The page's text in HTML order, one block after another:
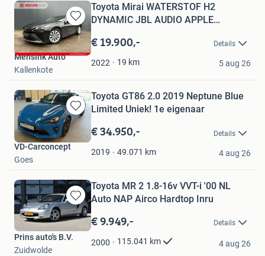
Bewaren
in
Mijn
Favorieten
Toyota Mirai WATERSTOF H2
DYNAMIC JBL AUDIO APPLE
€ 19.900,- Details
2022 19 km
Mensink Auto
Kallenkote
5 aug 26
Bewaren
in
Mijn
Favorieten
Toyota GT86 2.0 2019 Neptune Blue
Limited Uniek! 1e eigenaar
€ 34.950,- Details
2019 49.071 km
VD-Carconcept
Goes
4 aug 26
Bewaren
in
Favorieten
Toyota MR 2 1.8-16v VVT-i '00 NL
Auto NAP Airco Hardtop Inru
€ 9.949,- Details
2000 115.041 km
Prins auto's B.V.
Zuidwolde
4 aug 26